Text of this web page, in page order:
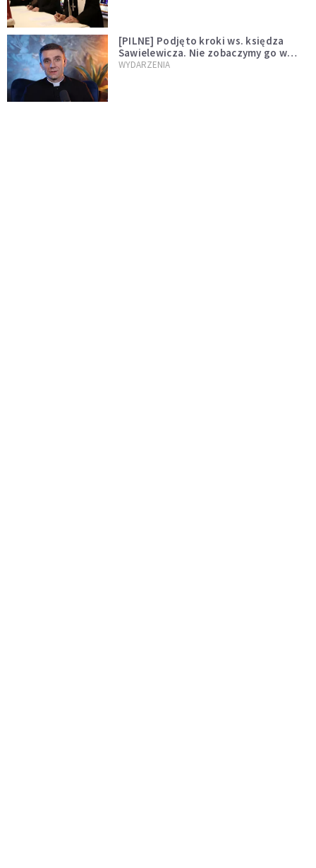
[PILNE] Podjęto kroki ws. księdza
Sawielewicza. Nie zobaczymy go w
mediach
WYDARZENIA